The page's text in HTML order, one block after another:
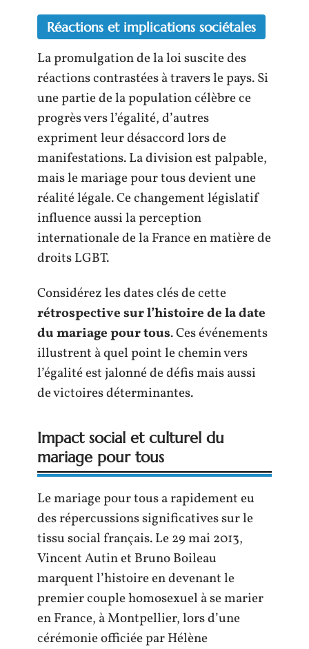
Réactions et implications sociétales
La promulgation de la loi suscite des
réactions contrastées à travers le pays. Si
une partie de la population célèbre ce
progrès vers l’égalité, d’autres
expriment leur désaccord lors de
manifestations. La division est palpable,
mais le mariage pour tous devient une
réalité légale. Ce changement législatif
influence aussi la perception
internationale de la France en matière de
droits LGBT.
Considérez les dates clés de cette
rétrospective sur l’histoire de la date
du mariage pour tous. Ces événements
illustrent à quel point le chemin vers
l’égalité est jalonné de défis mais aussi
de victoires déterminantes.
Impact social et culturel du
mariage pour tous
Le mariage pour tous a rapidement eu
des répercussions significatives sur le
tissu social français. Le 29 mai 2013,
Vincent Autin et Bruno Boileau
marquent l’histoire en devenant le
premier couple homosexuel à se marier
en France, à Montpellier, lors d’une
cérémonie officiée par Hélène